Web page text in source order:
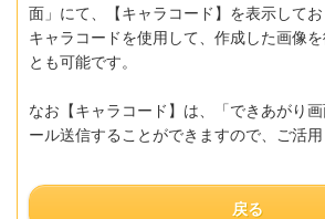
面」にて、【キャラコード】を表示してお
キャラコードを使用して、作成した画像
とも可能です。
なお【キャラコード】は、「できあがり
ール送信することができますので、ご活用
戻る